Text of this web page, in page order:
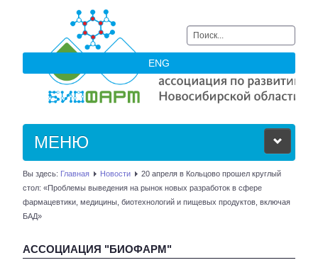
Искать...
ENG
МЕНЮ
ОБ АССОЦИАЦИИ
ЧЛЕНЫ АССОЦИАЦИИ
НОВОСТИ
Вы здесь: Главная Новости
20 апреля в Кольцово прошел круглый
стол: «Проблемы выведения на рынок новых разработок в сфере
фармацевтики, медицины, биотехнологий и пищевых продуктов, включая
БАД»
АССОЦИАЦИЯ "БИОФАРМ"